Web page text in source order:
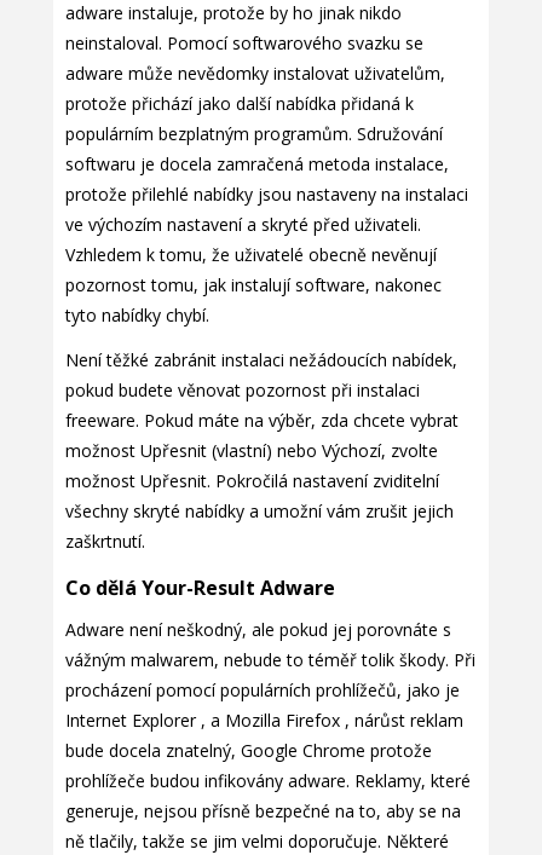
adware instaluje, protože by ho jinak nikdo
neinstaloval. Pomocí softwarového svazku se
adware může nevědomky instalovat uživatelům,
protože přichází jako další nabídka přidaná k
populárním bezplatným programům. Sdružování
softwaru je docela zamračená metoda instalace,
protože přilehlé nabídky jsou nastaveny na instalaci
ve výchozím nastavení a skryté před uživateli.
Vzhledem k tomu, že uživatelé obecně nevěnují
pozornost tomu, jak instalují software, nakonec
tyto nabídky chybí.
Není těžké zabránit instalaci nežádoucích nabídek,
pokud budete věnovat pozornost při instalaci
freeware. Pokud máte na výběr, zda chcete vybrat
možnost Upřesnit (vlastní) nebo Výchozí, zvolte
možnost Upřesnit. Pokročilá nastavení zviditelní
všechny skryté nabídky a umožní vám zrušit jejich
zaškrtnutí.
Co dělá Your-Result Adware
Adware není neškodný, ale pokud jej porovnáte s
vážným malwarem, nebude to téměř tolik škody. Při
procházení pomocí populárních prohlížečů, jako je
Internet Explorer , a Mozilla Firefox , nárůst reklam
bude docela znatelný, Google Chrome protože
prohlížeče budou infikovány adware. Reklamy, které
generuje, nejsou přísně bezpečné na to, aby se na
ně tlačily, takže se jim velmi doporučuje. Některé